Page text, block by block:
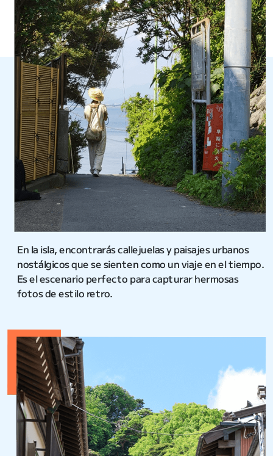
En la isla, encontrarás callejuelas y paisajes urbanos
nostálgicos que se sienten como un viaje en el tiempo.
Es el escenario perfecto para capturar hermosas
fotos de estilo retro.